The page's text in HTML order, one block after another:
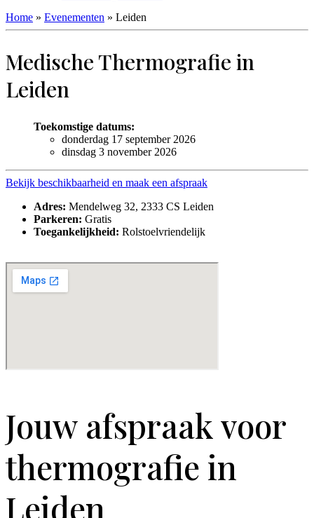
Home » Evenementen » Leiden
Medische Thermografie in
Leiden
Toekomstige datums:
donderdag 17 september 2026
dinsdag 3 november 2026
Bekijk beschikbaarheid en maak een afspraak
Adres: Mendelweg 32, 2333 CS Leiden
Parkeren: Gratis
Toegankelijkheid: Rolstoelvriendelijk
Jouw afspraak voor
thermografie in
Leiden